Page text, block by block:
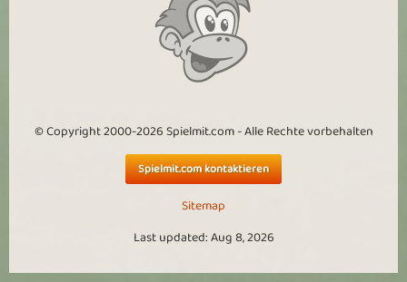
© Copyright 2000-2026 Spielmit.com - Alle Rechte vorbehalten
Spielmit.com kontaktieren
Sitemap
Last updated: Aug 8, 2026